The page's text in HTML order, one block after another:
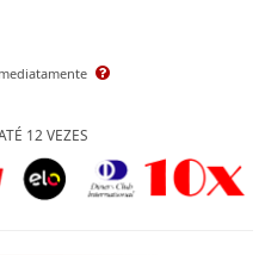
12 VEZES